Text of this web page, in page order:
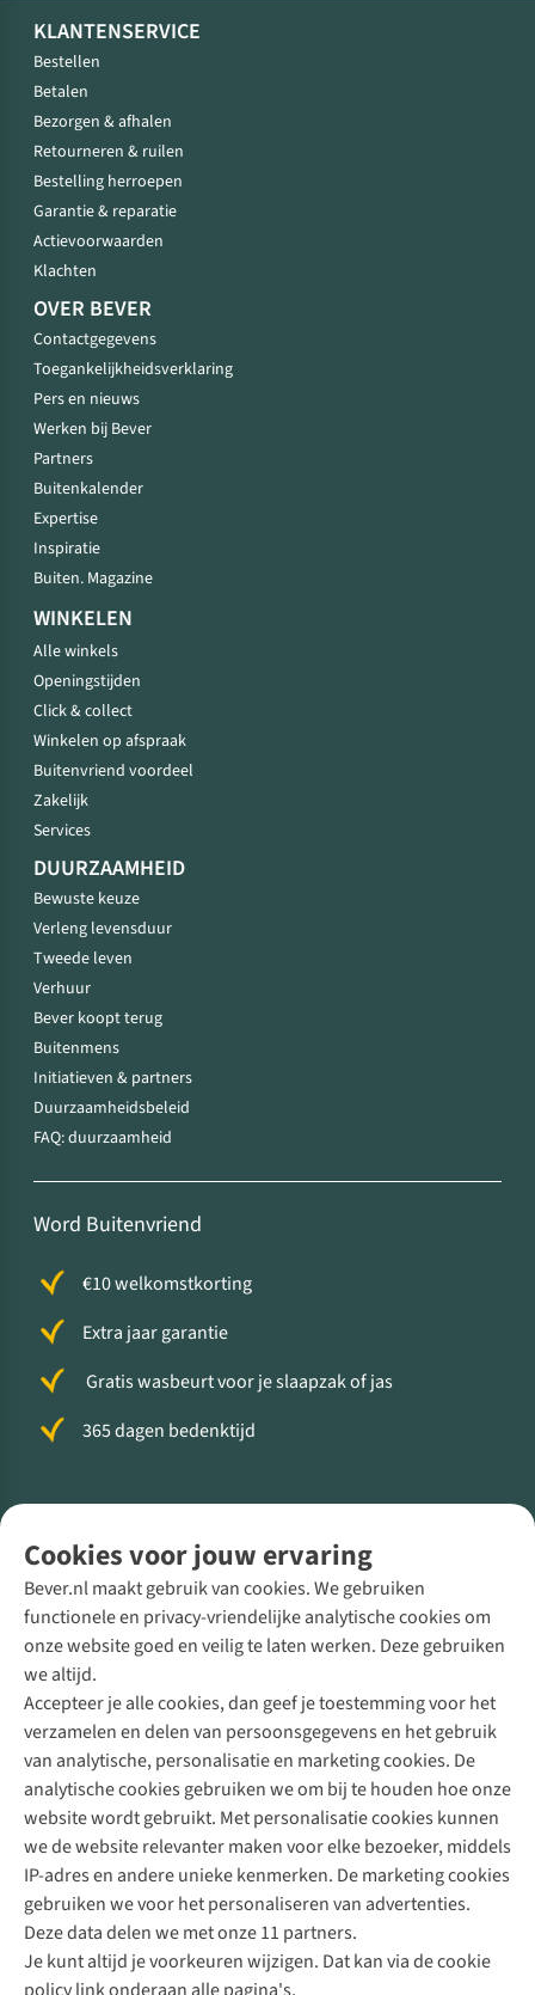
Cookies voor jouw ervaring
Bever.nl maakt gebruik van cookies. We gebruiken
functionele en privacy-vriendelijke analytische cookies om
onze website goed en veilig te laten werken. Deze gebruiken
we altijd.
Accepteer je alle cookies, dan geef je toestemming voor het
verzamelen en delen van persoonsgegevens en het gebruik
van analytische, personalisatie en marketing cookies. De
analytische cookies gebruiken we om bij te houden hoe onze
website wordt gebruikt. Met personalisatie cookies kunnen
we de website relevanter maken voor elke bezoeker, middels
IP-adres en andere unieke kenmerken. De marketing cookies
gebruiken we voor het personaliseren van advertenties.
Deze data delen we met onze 11 partners.
Je kunt altijd je voorkeuren wijzigen. Dat kan via de cookie
KLANTENSERVICE
Bestellen
Betalen
Bezorgen & afhalen
Retourneren & ruilen
Bestelling herroepen
Garantie & reparatie
Actievoorwaarden
Klachten
OVER BEVER
Contactgegevens
Toegankelijkheidsverklaring
Pers en nieuws
Werken bij Bever
Partners
Buitenkalender
Expertise
Inspiratie
Buiten. Magazine
WINKELEN
Alle winkels
Openingstijden
Click & collect
Winkelen op afspraak
Buitenvriend voordeel
Zakelijk
Services
DUURZAAMHEID
Bewuste keuze
Verleng levensduur
Tweede leven
Verhuur
Bever koopt terug
Buitenmens
Initiatieven & partners
Duurzaamheidsbeleid
FAQ: duurzaamheid
Word Buitenvriend
€10 welkomstkorting
Extra jaar garantie
Gratis wasbeurt voor je slaapzak of jas
365 dagen bedenktijd
Direct advies van een Buitenexpert
+31 (0)85 888 50 88
+31 6 12 28 49 80
Contactformulier